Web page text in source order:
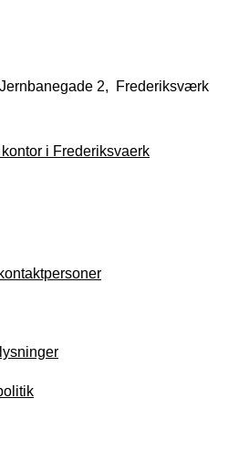
2, Frederiksværk
i Frederiksvaerk